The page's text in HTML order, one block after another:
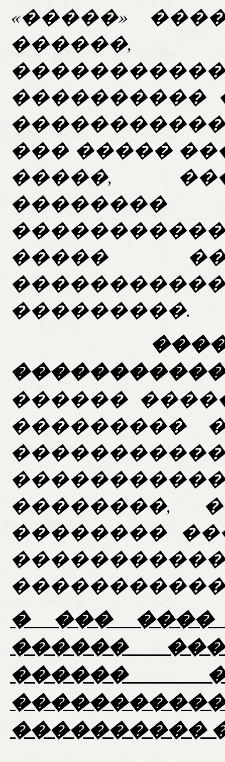
«�����»
������,
����������
��� �����
�����,
�����
���������.
�������
������
���������
�����������
��������,
��������
� ��� ����
������
������
����������